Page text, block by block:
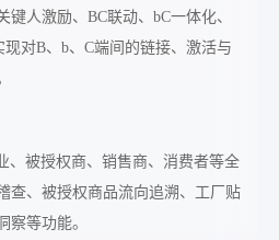
键人激励、BC联动、bC一体化、
对B、b、C端间的链接、激活与
、被授权商、销售商、消费者等全
查、被授权商品流向追溯、工厂贴
察等功能。